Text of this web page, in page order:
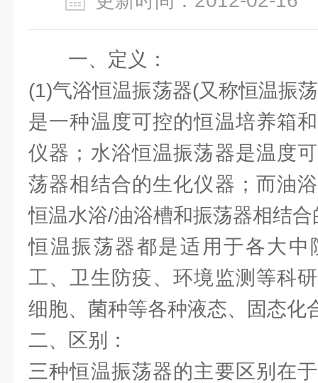
一、定义：
(1)气浴恒温振荡器(又称恒温振
是一种温度可控的恒温培养箱
仪器；水浴恒温振荡器是温度
荡器相结合的生化仪器；而油
恒温水浴/油浴槽和振荡器相结
恒温振荡器都是适用于各大中
工、卫生防疫、环境监测等科
细胞、菌种等各种液态、固态化
二、区别：
三种恒温振荡器的主要区别在